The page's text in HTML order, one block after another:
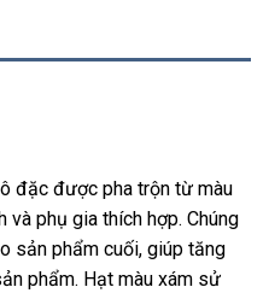
đặc được pha trộn từ màu
và phụ gia thích hợp. Chúng
sản phẩm cuối, giúp tăng
phẩm. Hạt màu xám sử